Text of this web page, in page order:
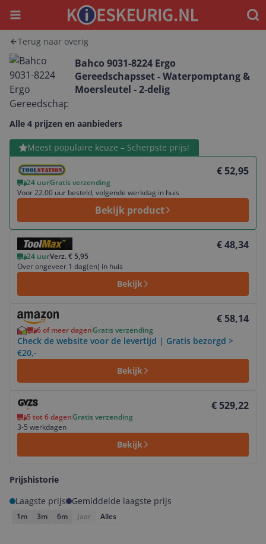
Menu
Terug naar overig
Bahco 9031-8224 Ergo
Gereedschapsset - Waterpomptang &
Moersleutel - 2-delig
Alle 4 prijzen en aanbieders
Meest populaire keuze – Scherpste prijs!
€ 52,95
24 uurGratis verzending
Voor 22.00 uur besteld, volgende werkdag in huis
Bekijk product
Bekijk product
€ 48,34
24 uurVerz. € 5,95
Over ongeveer 1 dag(en) in huis
Bekijk
Bekijk product
€ 58,14
6 of meer dagenGratis verzending
Check de website voor de levertijd | Gratis bezorgd >
€20,-
Bekijk
Bekijk product
€ 529,22
5 tot 6 dagenGratis verzending
3-5 werkdagen
Bekijk
Bekijk product
Prijshistorie
Laagste prijs
Gemiddelde laagste prijs
1m 3m 6m Jaar Alles